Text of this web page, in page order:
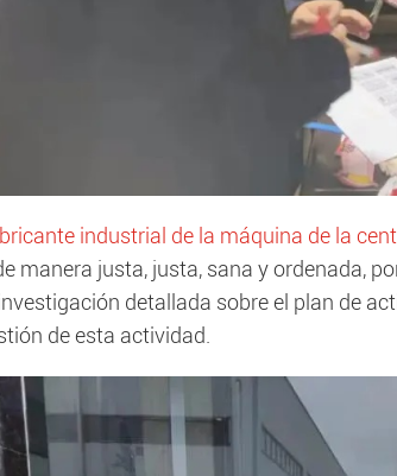
industrial de la máquina de la
manera justa, justa, sana y ordenada,
detallada sobre el plan de
de esta actividad.